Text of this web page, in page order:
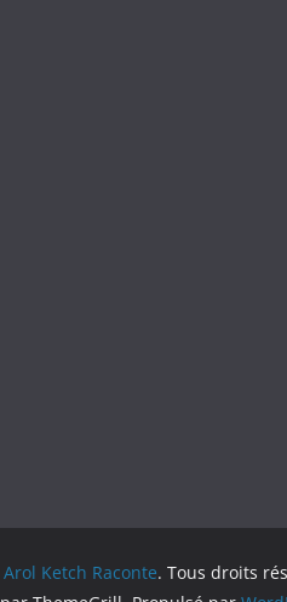
Arol Ketch Raconte. Tous droits